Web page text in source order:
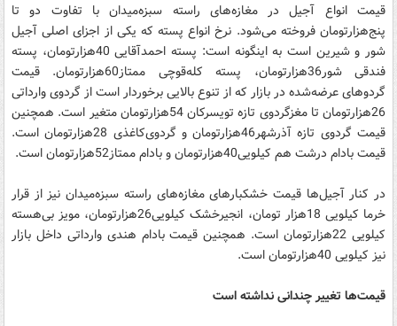
قیمت انواع آجیل در مغازه‌های راسته سبزه‌میدان با تفاوت دو تا
پنج‌هزارتومان فروخته می‌شود. نرخ انواع پسته که یکی از اجزای اصلی آجیل
شور و شیرین است به اینگونه است: پسته‌ احمدآقایی 40هزارتومان، پسته
فندقی شور36هزارتومان، پسته کله‌قوچی ممتاز60هزارتومان. قیمت
گردوهای عرضه‌شده در بازار که از تنوع بالایی برخوردار است از گردوی وارداتی
26هزارتومان تا مغزگردوی تازه تویسرکان 54هزارتومان متغیر است. همچنین
قیمت گردوی تازه آذرشهر46هزارتومان و گردوی‌کاغذی 28هزارتومان است.
قیمت بادام درشت هم کیلویی40هزارتومان و بادام ممتاز52هزارتومان است.
در کنار آجیل‌ها قیمت خشکبارهای مغازه‌های راسته سبزه‌میدان نیز از قرار
خرما کیلویی 18هزار تومان، انجیرخشک کیلویی26هزارتومان، مویز بی‌هسته
کیلویی 22هزارتومان است. همچنین قیمت بادام هندی وارداتی داخل بازار
نیز کیلویی 40هزارتومان است.
قیمت‌ها تغییر چندانی نداشته است